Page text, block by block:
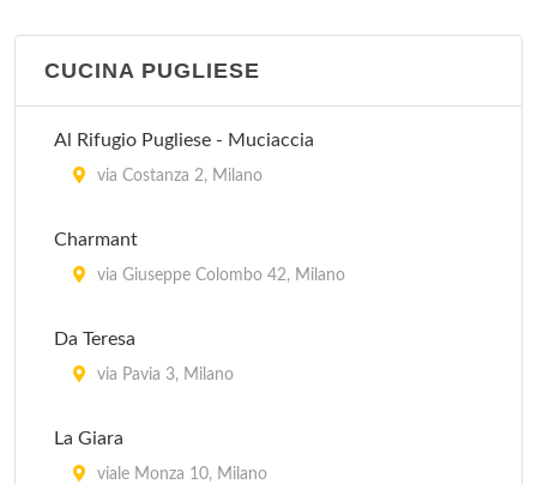
CUCINA PUGLIESE
Al Rifugio Pugliese - Muciaccia
via Costanza 2, Milano
Charmant
via Giuseppe Colombo 42, Milano
Da Teresa
via Pavia 3, Milano
La Giara
viale Monza 10, Milano